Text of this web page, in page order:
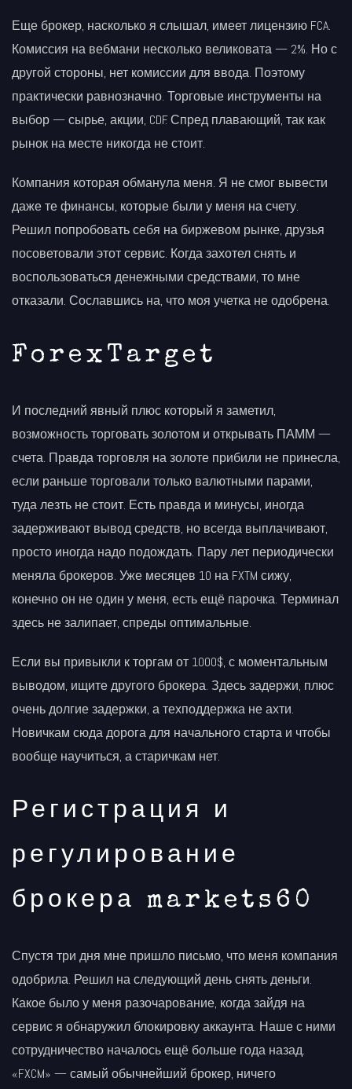
Еще брокер, насколько я слышал, имеет лицензию FCA.
Комиссия на вебмани несколько великовата — 2%. Но с
другой стороны, нет комиссии для ввода. Поэтому
практически равнозначно. Торговые инструменты на
выбор — сырье, акции, CDF. Спред плавающий, так как
рынок на месте никогда не стоит.
Компания которая обманула меня. Я не смог вывести
даже те финансы, которые были у меня на счету.
Решил попробовать себя на биржевом рынке, друзья
посоветовали этот сервис. Когда захотел снять и
воспользоваться денежными средствами, то мне
отказали. Сославшись на, что моя учетка не одобрена.
ForexTarget
И последний явный плюс который я заметил,
возможность торговать золотом и открывать ПАММ —
счета. Правда торговля на золоте прибили не принесла,
если раньше торговали только валютными парами,
туда лезть не стоит. Есть правда и минусы, иногда
задерживают вывод средств, но всегда выплачивают,
просто иногда надо подождать. Пару лет периодически
меняла брокеров. Уже месяцев 10 на FXTM сижу,
конечно он не один у меня, есть ещё парочка. Терминал
здесь не залипает, спреды оптимальные.
Если вы привыкли к торгам от 1000$, с моментальным
выводом, ищите другого брокера. Здесь задержи, плюс
очень долгие задержки, а техподдержка не ахти.
Новичкам сюда дорога для начального старта и чтобы
вообще научиться, а старичкам нет.
Регистрация и
регулирование
брокера markets60
Спустя три дня мне пришло письмо, что меня компания
одобрила. Решил на следующий день снять деньги.
Какое было у меня разочарование, когда зайдя на
сервис я обнаружил блокировку аккаунта. Наше с ними
сотрудничество началось ещё больше года назад.
«FXCM» — самый обычнейший брокер, ничего